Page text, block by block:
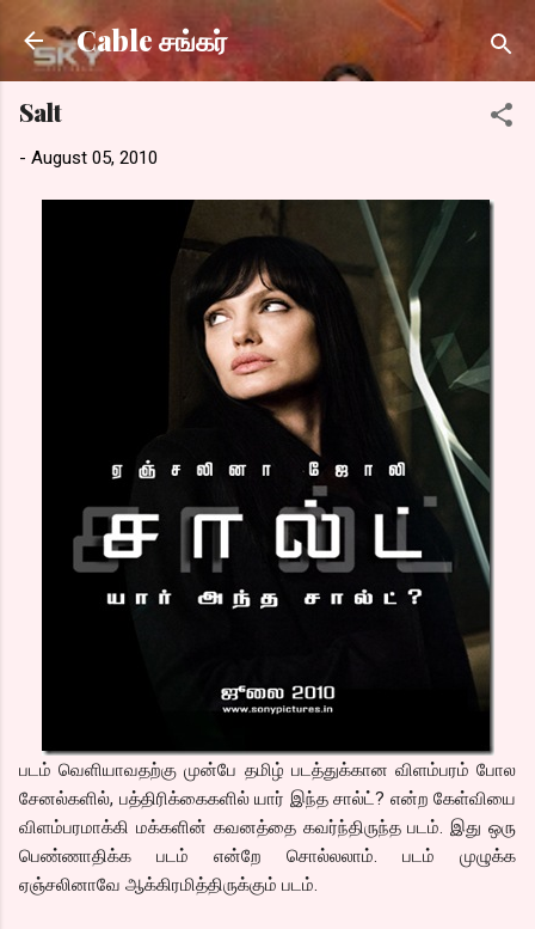
Skip to main content
Cable சங்கர்
Salt
- August 05, 2010
படம் வெளியாவதற்கு முன்பே தமிழ் படத்துக்கான விளம்பரம் போல
சேனல்களில், பத்திரிக்கைகளில் யார் இந்த சால்ட்? என்ற கேள்வியை
விளம்பரமாக்கி மக்களின் கவனத்தை கவர்ந்திருந்த படம். இது ஒரு
பெண்ணாதிக்க படம் என்றே சொல்லலாம். படம் முழுக்க
ஏஞ்சலினாவே ஆக்கிரமித்திருக்கும் படம்.